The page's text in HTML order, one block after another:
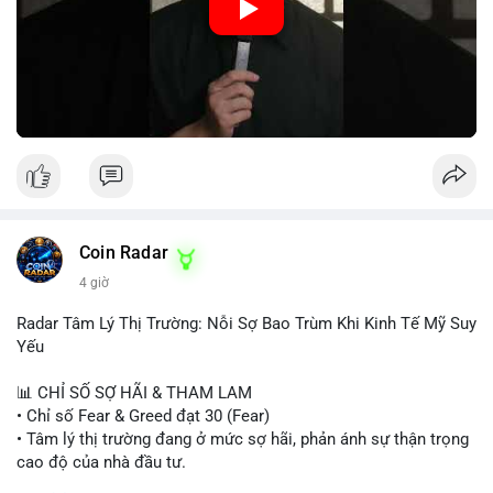
hiệu tích cực, nhưng Funding Rate thấp và tâm lý Fear cho thấy
chưa có động lực tăng giá mạnh. Nhà đầu tư nên thận trọng,
tránh sử dụng đòn bẩy cao. Với Vlike Market Index ở mức
42/100, chiến lược hợp lý là quan sát và chờ đợi tín hiệu rõ
ràng hơn. Nếu BTC giữ được vùng hỗ trợ hiện tại và Fear &
Greed Index phục hồi lên trên 40, có thể xem xét mua dần.
#vlikemarketindex42
Coin Radar
4 giờ
Radar Tâm Lý Thị Trường: Nỗi Sợ Bao Trùm Khi Kinh Tế Mỹ Suy
Yếu
📊 CHỈ SỐ SỢ HÃI & THAM LAM
• Chỉ số Fear & Greed đạt 30 (Fear)
• Tâm lý thị trường đang ở mức sợ hãi, phản ánh sự thận trọng
cao độ của nhà đầu tư.